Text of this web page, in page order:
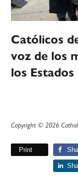
Católicos
voz de los
los
Copyright © 2026
Print